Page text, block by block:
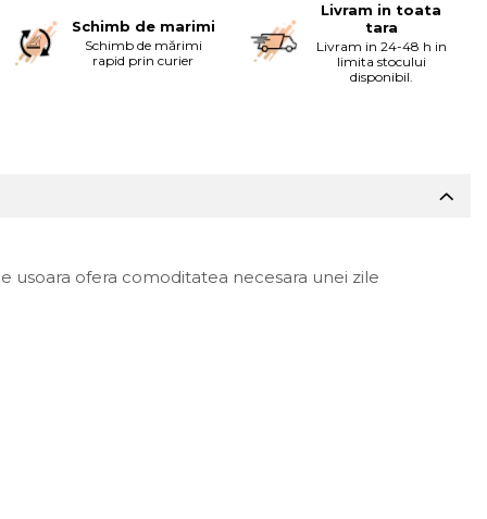
Schimb de marimi
Schimb de mărimi
rapid prin curier
Livram in toata
tara
Livram in 24-48 h in
limita stocului
disponibil.
usoara ofera comoditatea necesara unei zile